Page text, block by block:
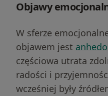
Objawy
W sferze
objawem jest
częściowa utrata
radości i
wcześniej były